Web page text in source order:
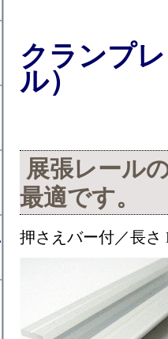
クランプ
ル）
展張レール
最適です。
押さえバー付／長さ